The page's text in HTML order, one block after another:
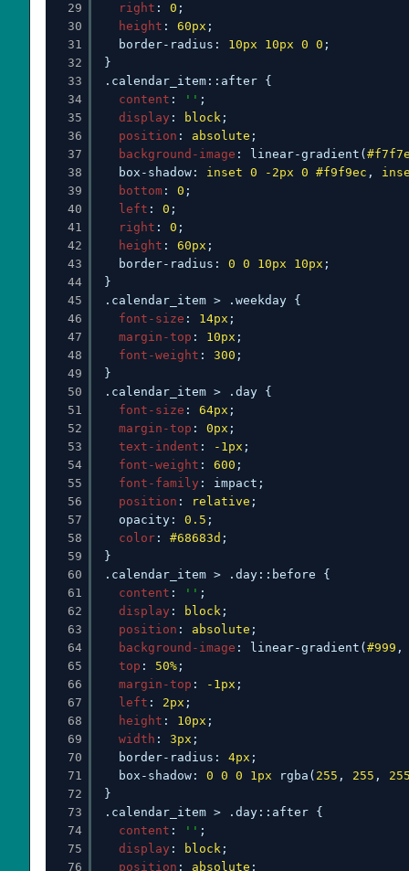
29
30
31
32
33
34
35
36
37
38
39
40
41
42
43
44
45
46
47
48
49
50
51
52
53
54
55
56
57
58
59
60
61
62
63
64
65
66
67
68
69
70
71
72
73
74
75
76
right : 0 ;
height : 60px ;
border-radius: 10px 10px 0 0 ;
}
.calendar_item::after {
content : '' ;
display : block;
position : absolute ;
background-image : linear-gradient(
box-shadow: inset 0 -2px 0 #f9f9ec ,
bottom: 0 ;
left : 0 ;
right : 0 ;
height : 60px ;
border-radius: 0 0 10px 10px ;
}
.calendar_item > .weekday {
font-size : 14px ;
margin-top : 10px ;
font-weight : 300 ;
}
.calendar_item > .day {
font-size : 64px ;
margin-top : 0px ;
text-indent : -1px ;
font-weight : 600 ;
font-family : impact;
position : relative ;
opacity: 0.5 ;
color: #68683d ;
}
.calendar_item > .day::before {
content : '' ;
display : block;
position : absolute ;
background-image : linear-gradient( #999
top : 50%;
margin-top : -1px ;
left : 2px ;
height : 10px ;
width : 3px ;
border-radius: 4px ;
box-shadow: 0 0 0 1px rgba( 255 , 255 ,
}
.calendar_item > .day::after {
content : '' ;
display : block;
position : absolute ;